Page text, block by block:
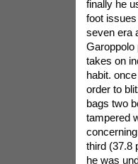
finally he
foot
seven era
Garoppolo
takes on
habit.
order to
bags two
tampered
third (37.8
he was